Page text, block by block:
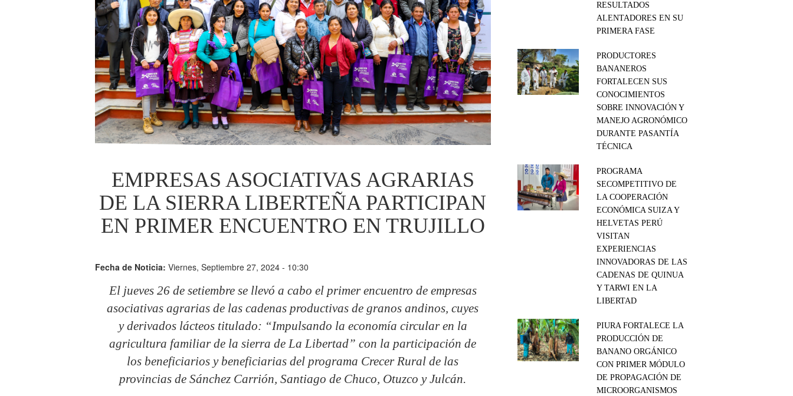
EMPRESAS ASOCIATIVAS AGRARIAS
DE LA SIERRA LIBERTEÑA PARTICIPAN
EN PRIMER ENCUENTRO EN TRUJILLO
Fecha de Noticia:Viernes, Septiembre 27, 2024 - 10:30
El jueves 26 de setiembre se llevó a cabo el primer encuentro de empresas
asociativas agrarias de las cadenas productivas de granos andinos, cuyes
y derivados lácteos titulado: “Impulsando la economía circular en la
agricultura familiar de la sierra de La Libertad” con la participación de
los beneficiarios y beneficiarias del programa Crecer Rural de las
provincias de Sánchez Carrión, Santiago de Chuco, Otuzco y Julcán.
RESULTADOS
ALENTADORES EN SU
PRIMERA FASE
PRODUCTORES
BANANEROS
FORTALECEN SUS
CONOCIMIENTOS
SOBRE INNOVACIÓN Y
MANEJO AGRONÓMICO
DURANTE PASANTÍA
TÉCNICA
PROGRAMA
SECOMPETITIVO DE
LA COOPERACIÓN
ECONÓMICA SUIZA Y
HELVETAS PERÚ
VISITAN
EXPERIENCIAS
INNOVADORAS DE LAS
CADENAS DE QUINUA
Y TARWI EN LA
LIBERTAD
PIURA FORTALECE LA
PRODUCCIÓN DE
BANANO ORGÁNICO
CON PRIMER MÓDULO
DE PROPAGACIÓN DE
MICROORGANISMOS